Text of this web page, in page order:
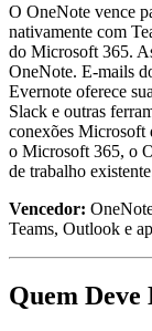
O OneNote vence
nativamente com
do Microsoft 365.
OneNote. E-mails
Evernote oferece
Slack e outras
conexões Microsoft
o Microsoft 365, o
de trabalho
Vencedor:
Teams, Outlook e
Quem Deve